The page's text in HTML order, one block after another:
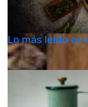
Lo más leído en